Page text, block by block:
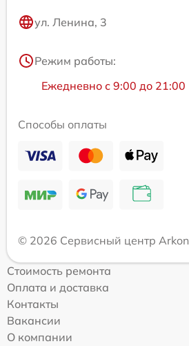
ул. Ленина, 3
Режим работы:
Ежедневно с 9:00 до 21:00
Способы оплаты
© 2026 Сервисный центр Arkon
Стоимость ремонта
Оплата и доставка
Контакты
Вакансии
О компании